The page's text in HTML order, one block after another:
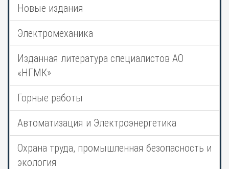
Новые издания
Электромеханика
Изданная литература специалистов АО
«НГМК»
Горные работы
Автоматизация и Электроэнергетика
Охрана труда, промышленная безопасность и
экология